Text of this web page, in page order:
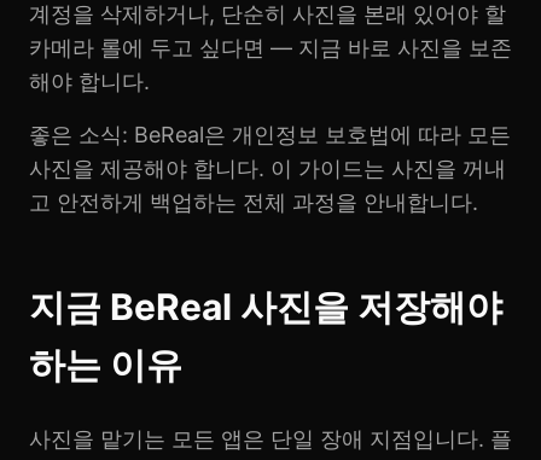
계정을 삭제하거나, 단순히 사진을 본래 있어야 할
카메라 롤에 두고 싶다면 — 지금 바로 사진을 보존
해야 합니다.
좋은 소식: BeReal은 개인정보 보호법에 따라 모든
사진을 제공해야 합니다. 이 가이드는 사진을 꺼내
고 안전하게 백업하는 전체 과정을 안내합니다.
지금 BeReal 사진을 저장해야
하는 이유
사진을 맡기는 모든 앱은 단일 장애 지점입니다. 플